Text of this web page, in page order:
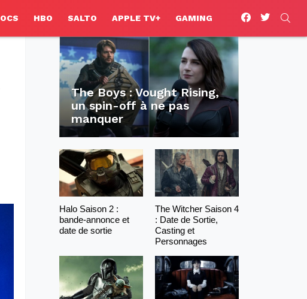
OCS HBO SALTO APPLE TV+ GAMING
facebooktwitter
The Boys : Vought Rising,
un spin-off à ne pas
manquer
Halo Saison 2 :
bande-annonce et
date de sortie
The Witcher Saison 4
: Date de Sortie,
Casting et
Personnages